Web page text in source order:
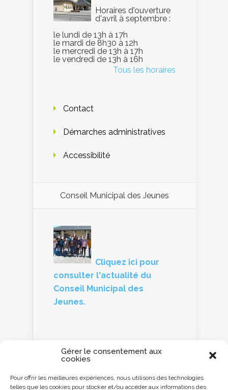
Gérer le consentement aux
cookies
Pour offrir les meilleures expériences, nous utilisons des technologies
telles que les cookies pour stocker et/ou accéder aux informations des
Horaires d'ouverture
d'avril à septembre :
le lundi de 13h à 17h
le mardi de 8h30 à 12h
le mercredi de 13h à 17h
le vendredi de 13h à 16h
Tous les horaires
Contact
Démarches administratives
Accessibilité
Conseil Municipal des Jeunes
Cliquez ici pour
consulter l'actualité du
Conseil Municipal des
Jeunes.
Panneau d'information